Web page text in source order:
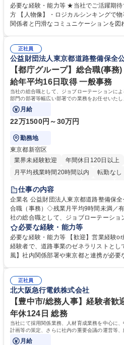
務 ■営業部門の企画スタッフ、ルート営業 【キャリアパス】入社後の
ポジションで一定期間ご活躍頂いた後、
鑑みてジョブローテーションを行います
表するインフラ企業 #ポテンシャル採用
必要な経験・能力等 ★当社でご活躍期
方 【人物像】・ロジカルシンキングで
関係者と円滑なコミュニケーションを図れる ■2024年度から
72.html ■エネルギーセキュリティの不安
甚大化など、これまで以上に社会課題解
「未来の日常」の創造に向けて持続可
す。 学歴・資格 学歴：大学院 大学 語学
正社員
公益財団法人東京都道路整備保全
【都庁グループ】総合職(事
給年平均16日取得 一般事務
当社の総合職として、ジョブローテーションに
部門の部署等幅広い部署での業務をお任せいた
ております！ ※下記業務詳細
月給
22万1500円～30万円
勤務地
東京都新宿区
業界未経験歓迎
年間休日120日以上
月平均残業時間20時間以内
転勤なし
研修あり
退職金あり
駅近5分以内
資格取得手当あり 食
仕事の内容
企業名 公益財団法人東京都道路整備保全公社 求人名 【都庁グル
合職（事務）◇残業月平均9時間未満／有給年平均
社の総合職として、ジョブローテーシ
等のフロント部門の部署等幅広い部署で
制度やキャリア支援が充実しております！ ※下記
管理部門：広報、人事、経理など当公
門：駐車場の新規開拓、管理運営、新宿
道路施設や道路工事現場の見学ツアー事
へ配属。※業務内容変更の範囲：会社の定める業務 募集
ープ】総合職（事務）◇残業月平均9時
必要な経験・能力等
必要な経験・能力等 【歓迎】営業経験
経験者で、道路事業のゼネラリストとし
風】社内関係部署や東京都と連携が必
部門など多岐に渡る業務を経験できます
事業の他、新宿駅西口広場内に設置され
イン」の管理運営を行うなど、事業収
います。 学歴・資格 学歴：大学院 大学 高専 短大 専修学校 高校 語学力：
資格：
正社員
北大阪急行電鉄株式会社
【豊中市/総務人事】経験者
年休124日 総務
当社にて採用関係業務、人材育成業務を中心に
計画等の策定、さらに社内の重要会議の運営等
般を担当していただきます。
月給